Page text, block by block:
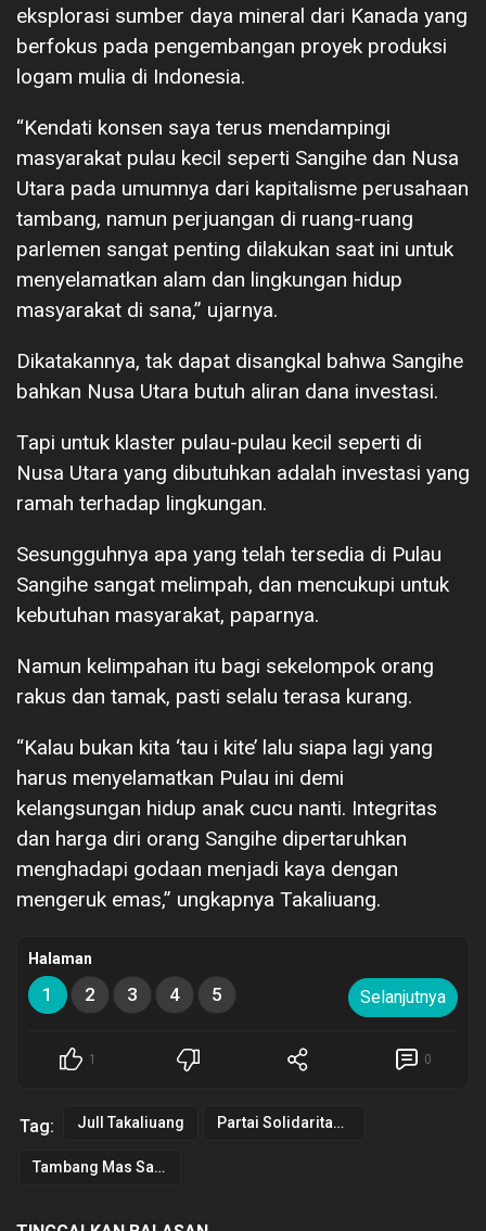
eksplorasi sumber daya mineral dari Kanada yang
berfokus pada pengembangan proyek produksi
logam mulia di Indonesia.
“Kendati konsen saya terus mendampingi
masyarakat pulau kecil seperti Sangihe dan Nusa
Utara pada umumnya dari kapitalisme perusahaan
tambang, namun perjuangan di ruang-ruang
parlemen sangat penting dilakukan saat ini untuk
menyelamatkan alam dan lingkungan hidup
masyarakat di sana,” ujarnya.
Dikatakannya, tak dapat disangkal bahwa Sangihe
bahkan Nusa Utara butuh aliran dana investasi.
Tapi untuk klaster pulau-pulau kecil seperti di
Nusa Utara yang dibutuhkan adalah investasi yang
ramah terhadap lingkungan.
Sesungguhnya apa yang telah tersedia di Pulau
Sangihe sangat melimpah, dan mencukupi untuk
kebutuhan masyarakat, paparnya.
Namun kelimpahan itu bagi sekelompok orang
rakus dan tamak, pasti selalu terasa kurang.
“Kalau bukan kita ‘tau i kite’ lalu siapa lagi yang
harus menyelamatkan Pulau ini demi
kelangsungan hidup anak cucu nanti. Integritas
dan harga diri orang Sangihe dipertaruhkan
menghadapi godaan menjadi kaya dengan
mengeruk emas,” ungkapnya Takaliuang.
Halaman
1 2 3 4 5 Selanjutnya
1 0
Tag: Jull Takaliuang Partai Solidaritas Indonesia
Tambang Mas Sangihe